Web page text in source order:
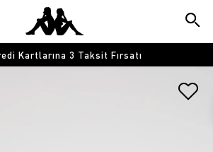
Kartlarına 3 Taksit Fırsatı